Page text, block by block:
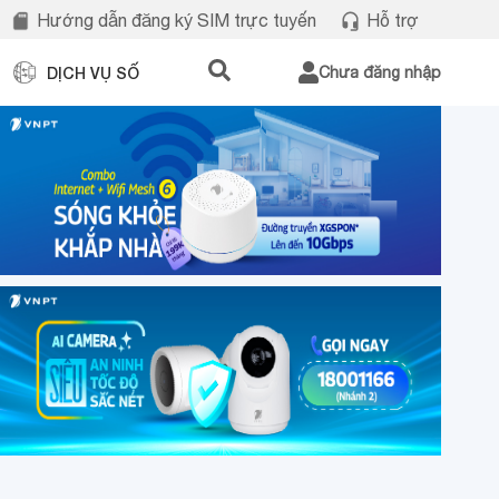
Hướng dẫn đăng ký SIM trực tuyến Hỗ trợ
DỊCH VỤ SỐ Chưa đăng nhập